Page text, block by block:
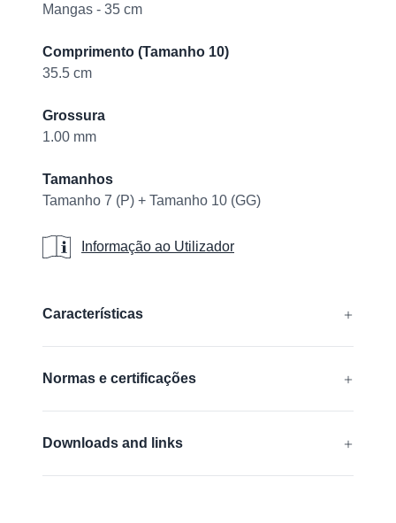
Mangas - 35 cm
Comprimento (Tamanho 10)
35.5 cm
Grossura
1.00 mm
Tamanhos
Tamanho 7 (P) + Tamanho 10 (GG)
Informação ao Utilizador
Informação ao Utilizador
Características
Normas e certificações
Downloads and links